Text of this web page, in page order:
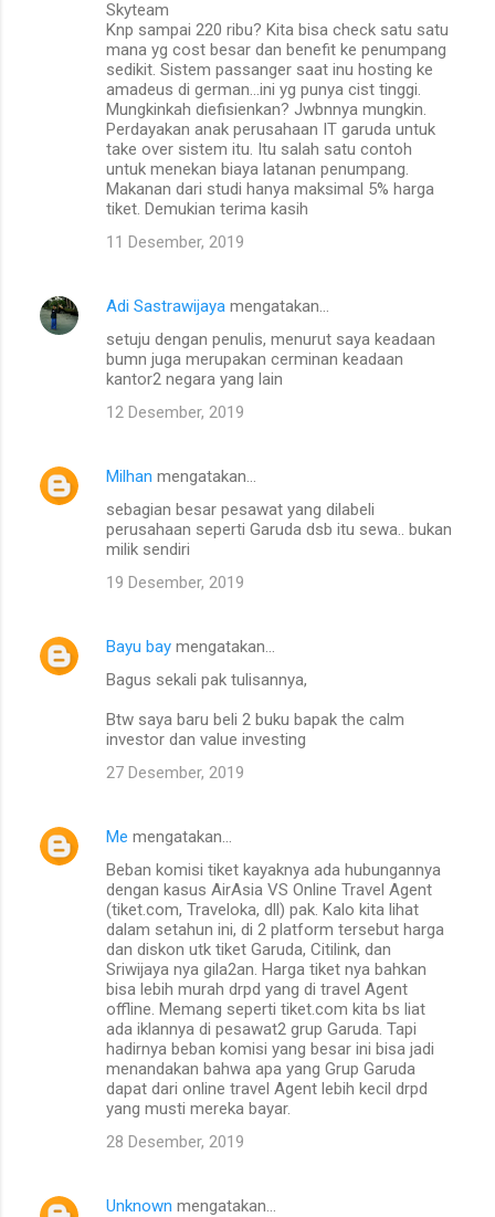
Skyteam
Knp sampai 220 ribu? Kita bisa check satu satu
mana yg cost besar dan benefit ke penumpang
sedikit. Sistem passanger saat inu hosting ke
amadeus di german...ini yg punya cist tinggi.
Mungkinkah diefisienkan? Jwbnnya mungkin.
Perdayakan anak perusahaan IT garuda untuk
take over sistem itu. Itu salah satu contoh
untuk menekan biaya latanan penumpang.
Makanan dari studi hanya maksimal 5% harga
tiket. Demukian terima kasih
11 Desember, 2019
Adi Sastrawijaya mengatakan…
setuju dengan penulis, menurut saya keadaan
bumn juga merupakan cerminan keadaan
kantor2 negara yang lain
12 Desember, 2019
Milhan mengatakan…
sebagian besar pesawat yang dilabeli
perusahaan seperti Garuda dsb itu sewa.. bukan
milik sendiri
19 Desember, 2019
Bayu bay mengatakan…
Bagus sekali pak tulisannya,
Btw saya baru beli 2 buku bapak the calm
investor dan value investing
27 Desember, 2019
Me mengatakan…
Beban komisi tiket kayaknya ada hubungannya
dengan kasus AirAsia VS Online Travel Agent
(tiket.com, Traveloka, dll) pak. Kalo kita lihat
dalam setahun ini, di 2 platform tersebut harga
dan diskon utk tiket Garuda, Citilink, dan
Sriwijaya nya gila2an. Harga tiket nya bahkan
bisa lebih murah drpd yang di travel Agent
offline. Memang seperti tiket.com kita bs liat
ada iklannya di pesawat2 grup Garuda. Tapi
hadirnya beban komisi yang besar ini bisa jadi
menandakan bahwa apa yang Grup Garuda
dapat dari online travel Agent lebih kecil drpd
yang musti mereka bayar.
28 Desember, 2019
Unknown mengatakan…